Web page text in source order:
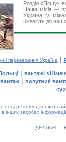
Розділ «Пошук
Наша місія —
Україна та
цікавість до
перевезення Україна |
| вантажі з
| попутний
содержание данного
інших засобах
ДЕЛЛА® —